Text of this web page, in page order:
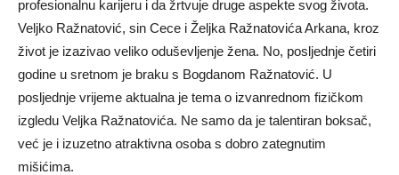
profesionalnu karijeru i da žrtvuje druge aspekte svog života.
Veljko Ražnatović, sin Cece i Željka Ražnatovića Arkana, kroz
život je izazivao veliko oduševljenje žena. No, posljednje četiri
godine u sretnom je braku s Bogdanom Ražnatović. U
posljednje vrijeme aktualna je tema o izvanrednom fizičkom
izgledu Veljka Ražnatovića. Ne samo da je talentiran boksač,
već je i izuzetno atraktivna osoba s dobro zategnutim
mišićima.